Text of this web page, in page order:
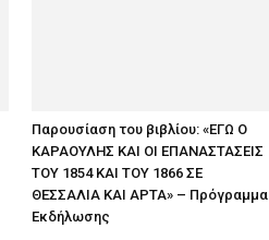
Παρουσίαση του βιβλίου: «ΕΓΩ Ο
ΚΑΡΑΟΥΛΗΣ ΚΑΙ ΟΙ ΕΠΑΝΑΣΤΑΣΕΙΣ
ΤΟΥ 1854 ΚΑΙ ΤΟΥ 1866 ΣΕ
ΘΕΣΣΑΛΙΑ ΚΑΙ ΑΡΤΑ» – Πρόγραμμα
Εκδήλωσης